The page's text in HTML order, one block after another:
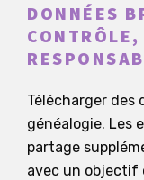
DONNÉES
CONTRÔLE,
Télécharger des
généalogie. Les
partage
avec un objectif